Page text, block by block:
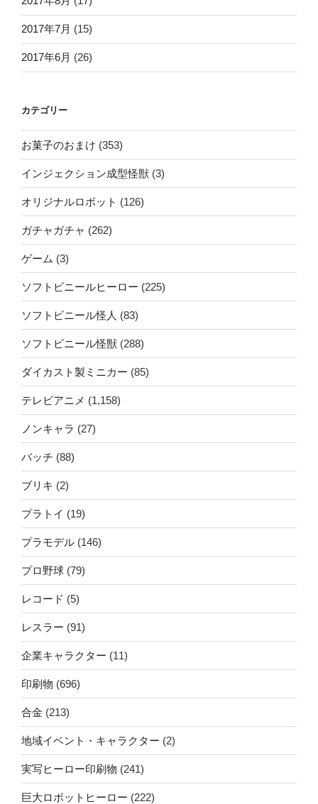
2017年7月 (15)
2017年6月 (26)
カテゴリー
お菓子のおまけ (353)
インジェクション成型怪獣 (3)
オリジナルロボット (126)
ガチャガチャ (262)
ゲーム (3)
ソフトビニールヒーロー (225)
ソフトビニール怪人 (83)
ソフトビニール怪獣 (288)
ダイカスト製ミニカー (85)
テレビアニメ (1,158)
ノンキャラ (27)
バッチ (88)
ブリキ (2)
プラトイ (19)
プラモデル (146)
プロ野球 (79)
レコード (5)
レスラー (91)
企業キャラクター (11)
印刷物 (696)
合金 (213)
地域イベント・キャラクター (2)
実写ヒーロー印刷物 (241)
巨大ロボットヒーロー (222)